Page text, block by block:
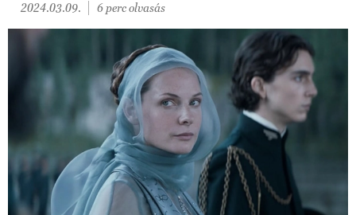
2024.03.09. 6 perc olvasás